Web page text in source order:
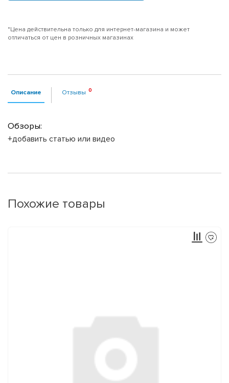
*Цена действительна только для интернет-магазина и может
отличаться от цен в розничных магазинах
Описание Отзывы
Обзоры:
+добавить статью или видео
Похожие товары